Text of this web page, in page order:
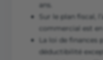
ans.
Sur le plan fiscal,
commercial est
La loi de
déductibilité